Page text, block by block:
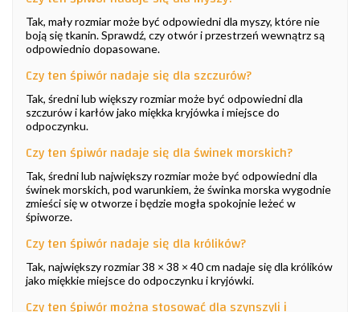
Tak, mały rozmiar może być odpowiedni dla myszy, które nie
boją się tkanin. Sprawdź, czy otwór i przestrzeń wewnątrz są
odpowiednio dopasowane.
Czy ten śpiwór nadaje się dla szczurów?
Tak, średni lub większy rozmiar może być odpowiedni dla
szczurów i karłów jako miękka kryjówka i miejsce do
odpoczynku.
Czy ten śpiwór nadaje się dla świnek morskich?
Tak, średni lub największy rozmiar może być odpowiedni dla
świnek morskich, pod warunkiem, że świnka morska wygodnie
zmieści się w otworze i będzie mogła spokojnie leżeć w
śpiworze.
Czy ten śpiwór nadaje się dla królików?
Tak, największy rozmiar 38 × 38 × 40 cm nadaje się dla królików
jako miękkie miejsce do odpoczynku i kryjówki.
Czy ten śpiwór można stosować dla szynszyli i